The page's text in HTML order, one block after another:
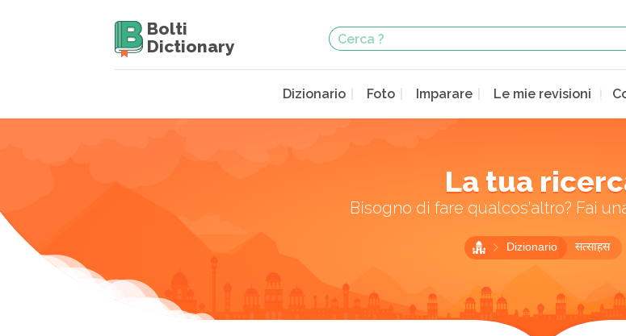
Bolti
Dictionary
Dizionario Foto Imparare Le mie revisioni
La tua
Bisogno di fare qualcos'altro? Fai
Dizionario सत्साहस